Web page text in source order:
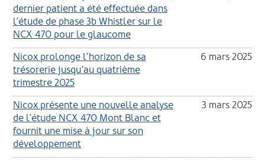
dernier patient a été effectuée dans
l’étude de phase 3b Whistler sur le
NCX 470 pour le glaucome
Nicox prolonge l’horizon de sa
trésorerie jusqu’au quatrième
trimestre 2025
6 mars 2025
Nicox présente une nouvelle analyse
de l’étude NCX 470 Mont Blanc et
fournit une mise à jour sur son
développement
3 mars 2025